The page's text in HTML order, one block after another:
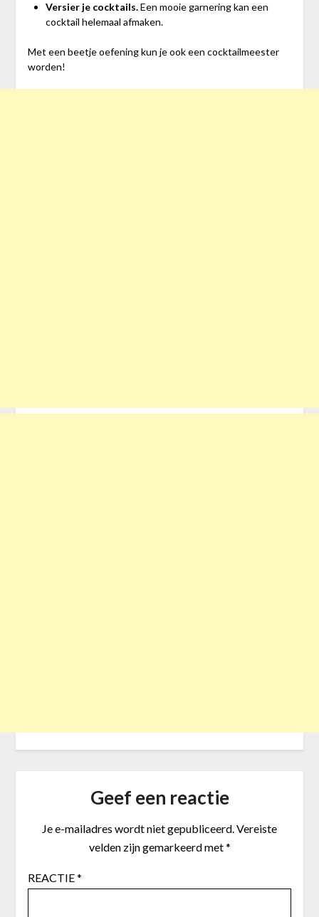
Versier je cocktails.Een mooie garnering kan een
cocktail helemaal afmaken.
Met een beetje oefening kun je ook een cocktailmeester
worden!
Geef een reactie
Je e-mailadres wordt niet gepubliceerd.Vereiste
velden zijn gemarkeerd met*
REACTIE*